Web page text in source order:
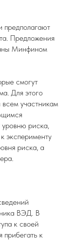
предполагают
Предложения
Минфином
смогут
Для этого
участникам
риска,
эксперименту
риска, а
ВЭД. В
к своей
прибегать к